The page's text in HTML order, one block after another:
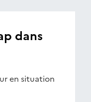
dans
en situation